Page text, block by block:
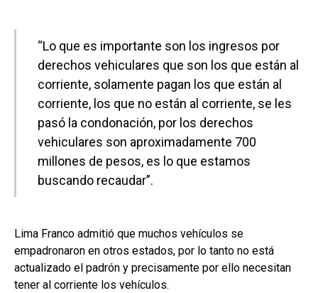
“Lo que es importante son los ingresos por
derechos vehiculares que son los que están al
corriente, solamente pagan los que están al
corriente, los que no están al corriente, se les
pasó la condonación, por los derechos
vehiculares son aproximadamente 700
millones de pesos, es lo que estamos
buscando recaudar”.
Lima Franco admitió que muchos vehículos se
empadronaron en otros estados, por lo tanto no está
actualizado el padrón y precisamente por ello necesitan
tener al corriente los vehículos.